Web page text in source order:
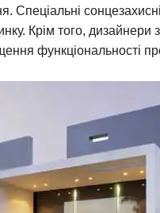
Спеціальні
Крім того, дизайнери
функціональності